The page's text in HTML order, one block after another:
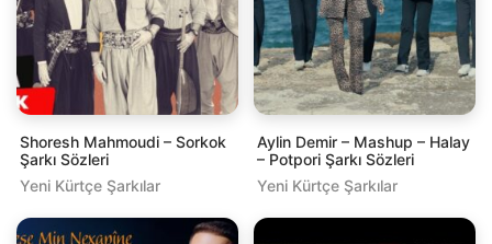
Shoresh Mahmoudi – Sorkok
Şarkı Sözleri
Yeni Kürtçe Şarkılar
Aylin Demir – Mashup – Halay
– Potpori Şarkı Sözleri
Yeni Kürtçe Şarkılar